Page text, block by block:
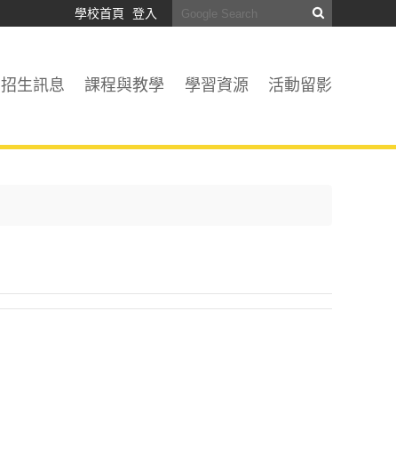
學校首頁 登入
招生訊息 課程與教學 學習資源 活動留影